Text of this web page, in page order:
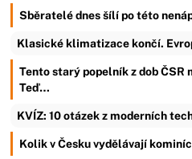
Sběratelé dnes šílí po této
Klasické klimatizace končí.
Tento starý popelník z dob ČSR
Teď…
KVÍZ: 10 otázek z moderních
Kolik v Česku vydělávají